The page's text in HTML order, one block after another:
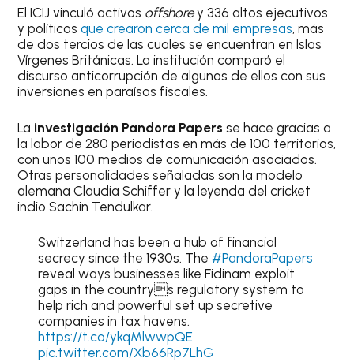
El ICIJ vinculó activos offshorey 336 altos ejecutivos
y políticosque crearon cerca de mil empresas, más
de dos tercios de las cuales se encuentran en Islas
Vírgenes Británicas. La institución comparó el
discurso anticorrupción de algunos de ellos con sus
inversiones en paraísos fiscales.
La investigación Pandora Papers se hace gracias a
la labor de 280 periodistas en más de 100 territorios,
con unos 100 medios de comunicación asociados.
Otras personalidades señaladas son la modelo
alemana Claudia Schiffer y la leyenda del cricket
indio Sachin Tendulkar.
Switzerland has been a hub of financial
secrecy since the 1930s. The #PandoraPapers
reveal ways businesses like Fidinam exploit
gaps in the countrys regulatory system to
help rich and powerful set up secretive
companies in tax havens.
https://t.co/ykqMlwwpQE
pic.twitter.com/Xb66Rp7LhG